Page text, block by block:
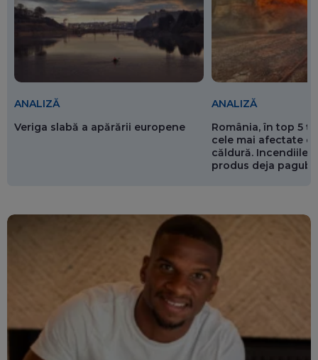
ANALIZĂ
Veriga slabă a apărării europene
ANALIZĂ
România, în top 5
cele mai afectate
căldură. Incendiile
produs deja